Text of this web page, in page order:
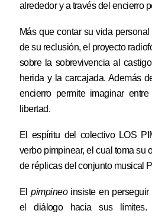
alrededor y a través del encierro
Más que contar su vida
de su reclusión, el proyecto
sobre la sobrevivencia al
herida y la carcajada. Además
encierro permite imaginar
libertad.
El espíritu del colectivo LOS
verbo pimpinear, el cual toma su
de réplicas del conjunto musical
Elpimpineoinsiste en perseguir
el diálogo hacia sus